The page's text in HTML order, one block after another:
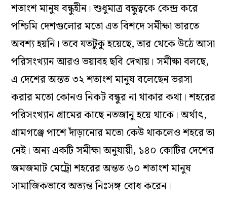
শতাংশ মানুষ বন্ধুহীন। শুধুমাত্র বন্ধুত্বকে কেন্দ্র করে
পশ্চিমি দেশগুলোর মতো এত বিশদে সমীক্ষা ভারতে
অবশ্য হয়নি। তবে যতটুকু হয়েছে, তার থেকে উঠে আসা
পরিসংখ্যান আরও ভয়াবহ ছবি দেখায়। সমীক্ষা বলছে,
এ দেশের অন্তত ৩২ শতাংশ মানুষ বলেছেন ভরসা
করার মতো কোনও নিকট বন্ধুর না থাকার কথা। শহরের
পরিসংখ্যান গ্রামের কাছে নতজানু হয়ে থাকে। অর্থাৎ,
গ্রামগঞ্জে পাশে দাঁড়ানোর মতো কেউ থাকলেও শহরে তা
নেই। অন্য একটি সমীক্ষা অনুযায়ী, ১৪০ কোটির দেশের
জমজমাট মেট্রো শহরের অন্তত ৬০ শতাংশ মানুষ
সামাজিকভাবে অত্যন্ত নিঃসঙ্গ বোধ করেন।